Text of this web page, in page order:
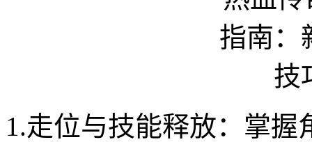
1.走位与技能释放：掌